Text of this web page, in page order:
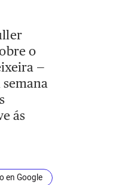
o
—
ás
en Google